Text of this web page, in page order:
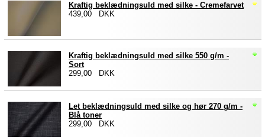
Kraftig beklædningsuld med silke - Cremefarvet
439,00 DKK
Kraftig beklædningsuld med silke 550 g/m -
Sort
299,00 DKK
Let beklædningsuld med silke og hør 270 g/m -
Blå toner
299,00 DKK